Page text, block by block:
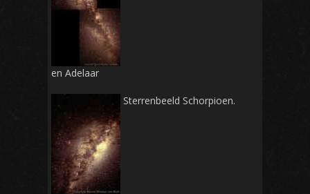
en Adelaar
Sterrenbeeld Schorpioen.